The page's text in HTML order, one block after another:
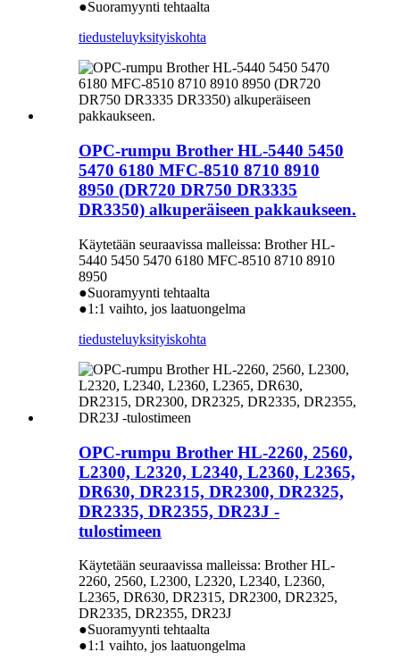
●Suoramyynti tehtaalta
tiedusteluyksityiskohta
OPC-rumpu Brother HL-5440 5450
5470 6180 MFC-8510 8710 8910
8950 (DR720 DR750 DR3335
DR3350) alkuperäiseen pakkaukseen.
Käytetään seuraavissa malleissa: Brother HL-
5440 5450 5470 6180 MFC-8510 8710 8910
8950
●Suoramyynti tehtaalta
●1:1 vaihto, jos laatuongelma
tiedusteluyksityiskohta
OPC-rumpu Brother HL-2260, 2560,
L2300, L2320, L2340, L2360, L2365,
DR630, DR2315, DR2300, DR2325,
DR2335, DR2355, DR23J -
tulostimeen
Käytetään seuraavissa malleissa: Brother HL-
2260, 2560, L2300, L2320, L2340, L2360,
L2365, DR630, DR2315, DR2300, DR2325,
DR2335, DR2355, DR23J
●Suoramyynti tehtaalta
●1:1 vaihto, jos laatuongelma